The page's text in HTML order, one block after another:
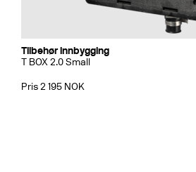
Tilbehør innbygging
T BOX 2.0 Small
Pris 2 195 NOK